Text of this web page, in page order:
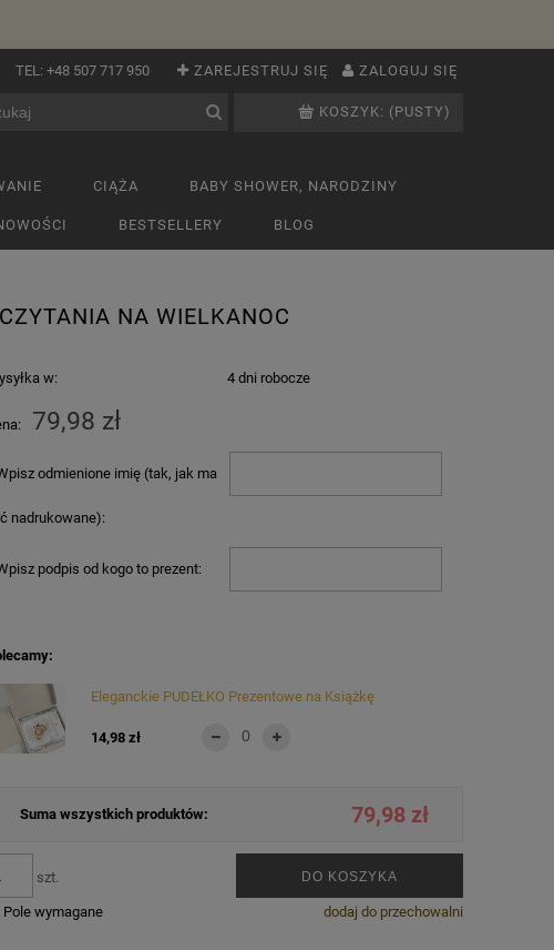
ZAREJESTRUJ SIĘ ZALOGUJ SIĘ
TEL: +48 507 717 950
KOSZYK: (PUSTY)
CIĄŻA BABY SHOWER, NARODZINY
BESTSELLERY BLOG
NA WIELKANOC
w: 4 dni robocze
79,98 zł
odmienione imię (tak, jak ma
nadrukowane):
podpis od kogo to prezent:
Eleganckie PUDEŁKO Prezentowe na Książkę
14,98 zł
Suma wszystkich produktów: 79,98 zł
szt. DO KOSZYKA
dodaj do przechowalni
Pole wymagane